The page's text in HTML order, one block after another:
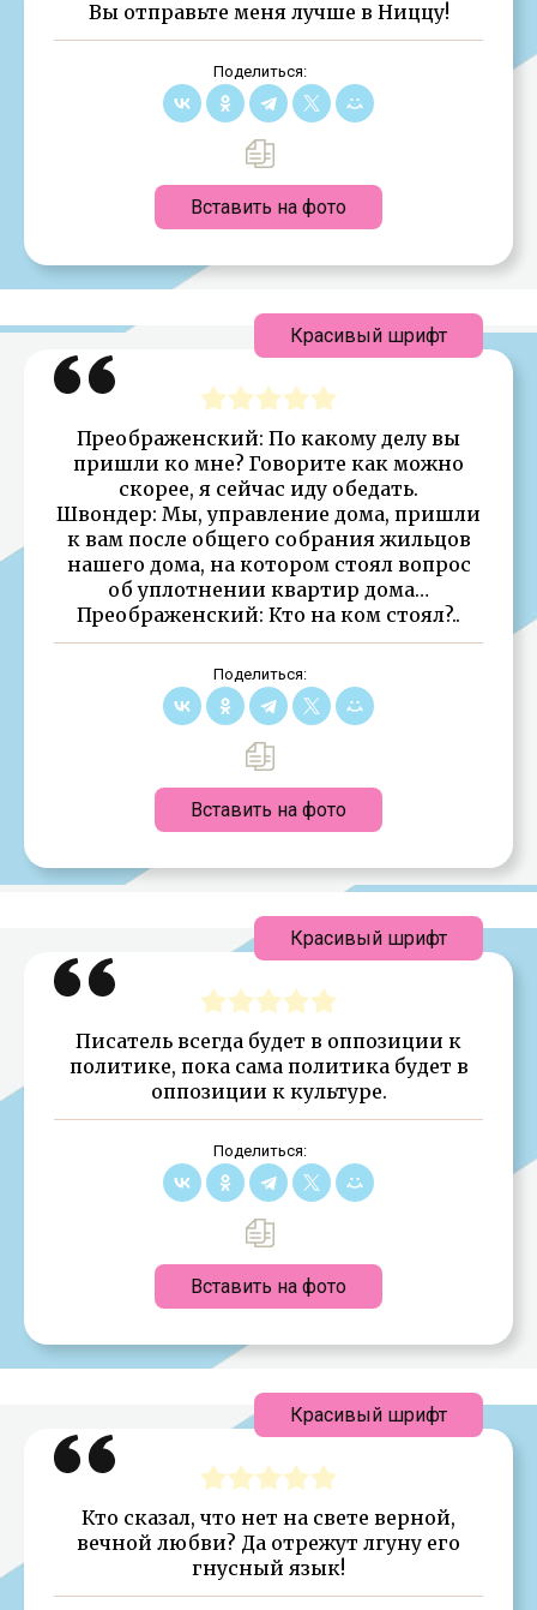
Вы отправьте меня лучше в Ниццу!
Поделиться:
Вставить на фото
Преображенский: По какому делу вы
пришли ко мне? Говорите как можно
скорее, я сейчас иду обедать.
Швондер: Мы, управление дома, пришли
к вам после общего собрания жильцов
нашего дома, на котором стоял вопрос
об уплотнении квартир дома…
Преображенский: Кто на ком стоял?..
Поделиться:
Вставить на фото
Красивый шрифт
Писатель всегда будет в оппозиции к
политике, пока сама политика будет в
оппозиции к культуре.
Поделиться:
Вставить на фото
Красивый шрифт
Кто сказал, что нет на свете верной,
вечной любви? Да отрежут лгуну его
гнусный язык!
Красивый шрифт